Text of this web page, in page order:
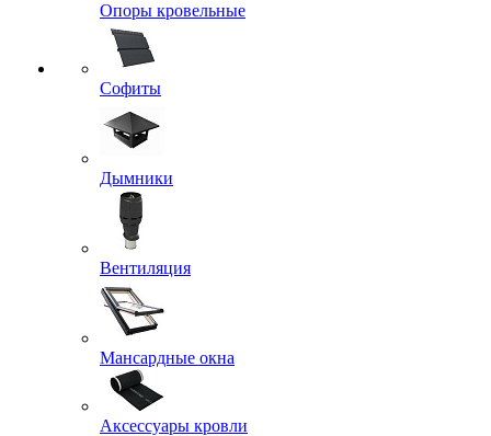
Опоры кровельные
Софиты
Дымники
Вентиляция
Мансардные окна
Аксессуары кровли